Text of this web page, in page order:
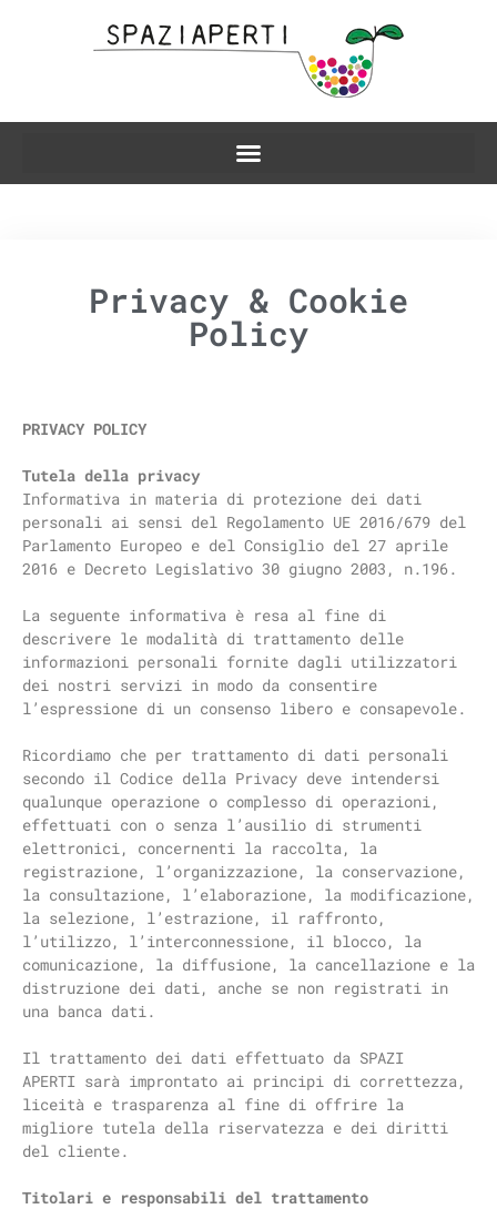
Privacy & Cookie
Policy
PRIVACY POLICY
Tutela della privacy
Informativa in materia di protezione dei dati
personali ai sensi del Regolamento UE 2016/679 del
Parlamento Europeo e del Consiglio del 27 aprile
2016 e Decreto Legislativo 30 giugno 2003, n.196.
La seguente informativa è resa al fine di
descrivere le modalità di trattamento delle
informazioni personali fornite dagli utilizzatori
dei nostri servizi in modo da consentire
l’espressione di un consenso libero e consapevole.
Ricordiamo che per trattamento di dati personali
secondo il Codice della Privacy deve intendersi
qualunque operazione o complesso di operazioni,
effettuati con o senza l’ausilio di strumenti
elettronici, concernenti la raccolta, la
registrazione, l’organizzazione, la conservazione,
la consultazione, l’elaborazione, la modificazione,
la selezione, l’estrazione, il raffronto,
l’utilizzo, l’interconnessione, il blocco, la
comunicazione, la diffusione, la cancellazione e la
distruzione dei dati, anche se non registrati in
una banca dati.
Il trattamento dei dati effettuato da SPAZI
APERTI sarà improntato ai principi di correttezza,
liceità e trasparenza al fine di offrire la
migliore tutela della riservatezza e dei diritti
del cliente.
Titolari e responsabili del trattamento